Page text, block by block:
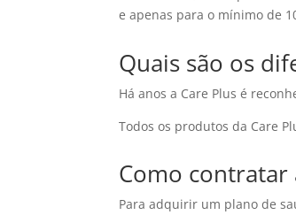
e apenas para o mínimo de
Quais são os
Há anos a Care Plus é
Todos os produtos da Care
Como contratar
Para adquirir um plano de